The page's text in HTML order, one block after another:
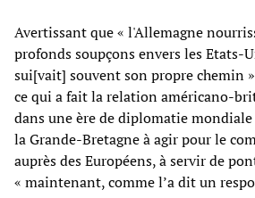
Avertissant que « l'Allemagne
profonds soupçons envers les Etats-
sui[vait] souvent son propre chemin
ce qui a fait la relation américano-
dans une ère de diplomatie
la Grande-Bretagne à agir pour le
auprès des Européens, à servir de
« maintenant, comme l’a dit un